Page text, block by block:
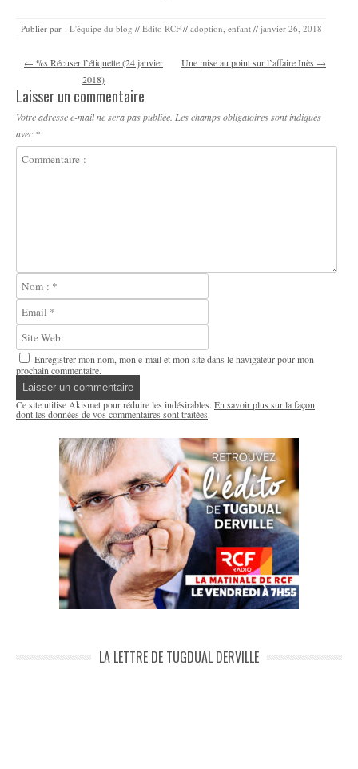
Publier par : L'équipe du blog // Edito RCF // adoption enfant // janvier 26, 2018
Navigation des articles
← %s Récuser l’étiquette (24 janvier
2018)
Une mise au point sur l’affaire Inès →
Laisser un commentaire
Votre adresse e-mail ne sera pas publiée. Les champs obligatoires sont indiqués
avec *
Enregistrer mon nom, mon e-mail et mon site dans le navigateur pour mon
prochain commentaire.
Ce site utilise Akismet pour réduire les indésirables. En savoir plus sur la façon
dont les données de vos commentaires sont traitées.
LA LETTRE DE TUGDUAL DERVILLE